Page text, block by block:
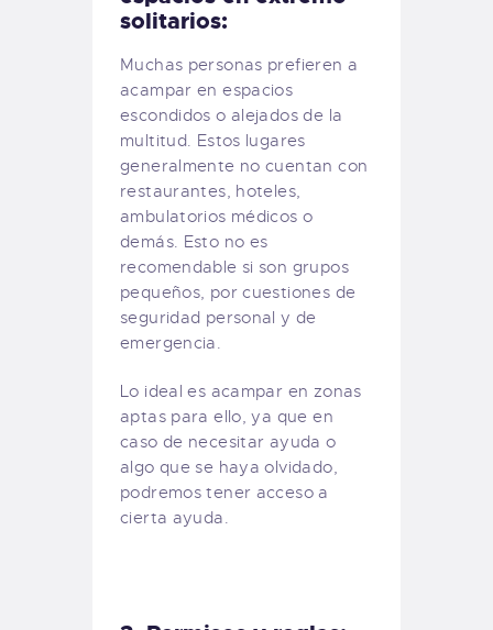
solitarios:
Muchas personas prefieren a
acampar en espacios
escondidos o alejados de la
multitud. Estos lugares
generalmente no cuentan con
restaurantes, hoteles,
ambulatorios médicos o
demás. Esto no es
recomendable si son grupos
pequeños, por cuestiones de
seguridad personal y de
emergencia.
Lo ideal es acampar en zonas
aptas para ello, ya que en
caso de necesitar ayuda o
algo que se haya olvidado,
podremos tener acceso a
cierta ayuda.